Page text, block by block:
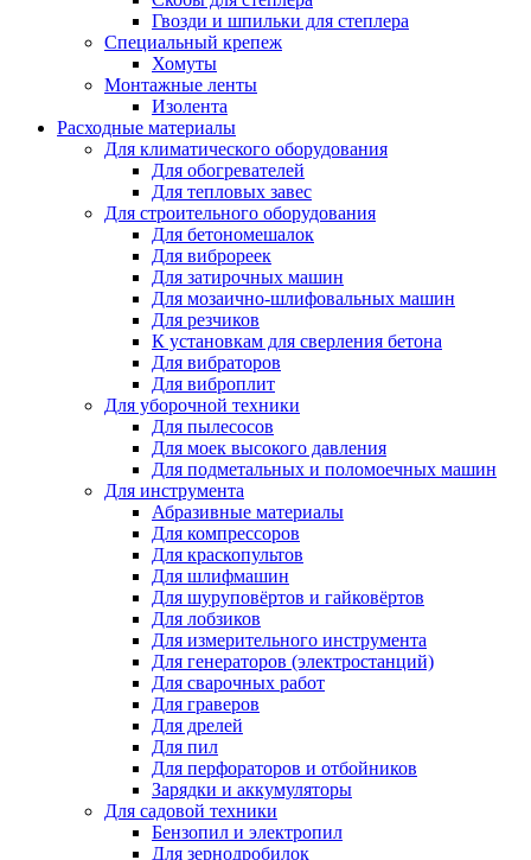
Гвозди и шпильки для степлера
Специальный крепеж
Хомуты
Монтажные ленты
Изолента
Расходные материалы
Для климатического оборудования
Для обогревателей
Для тепловых завес
Для строительного оборудования
Для бетономешалок
Для виброреек
Для затирочных машин
Для мозаично-шлифовальных машин
Для резчиков
К установкам для сверления бетона
Для вибраторов
Для виброплит
Для уборочной техники
Для пылесосов
Для моек высокого давления
Для подметальных и поломоечных машин
Для инструмента
Абразивные материалы
Для компрессоров
Для краскопультов
Для шлифмашин
Для шуруповёртов и гайковёртов
Для лобзиков
Для измерительного инструмента
Для генераторов (электростанций)
Для сварочных работ
Для граверов
Для дрелей
Для пил
Для перфораторов и отбойников
Зарядки и аккумуляторы
Для садовой техники
Бензопил и электропил
Для зернодробилок